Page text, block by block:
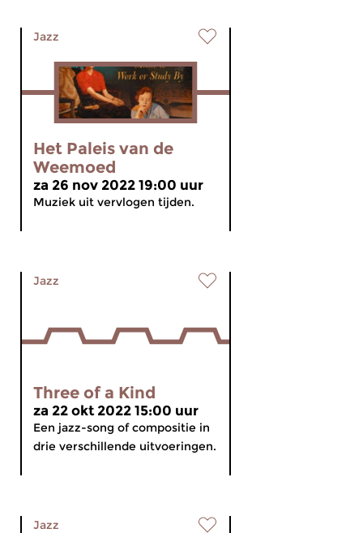
Jazz
Het Paleis van de
Weemoed
za 26 nov 2022 19:00 uur
Muziek uit vervlogen tijden.
Jazz
Three of a Kind
za 22 okt 2022 15:00 uur
Een jazz-song of compositie in
drie verschillende uitvoeringen.
Jazz